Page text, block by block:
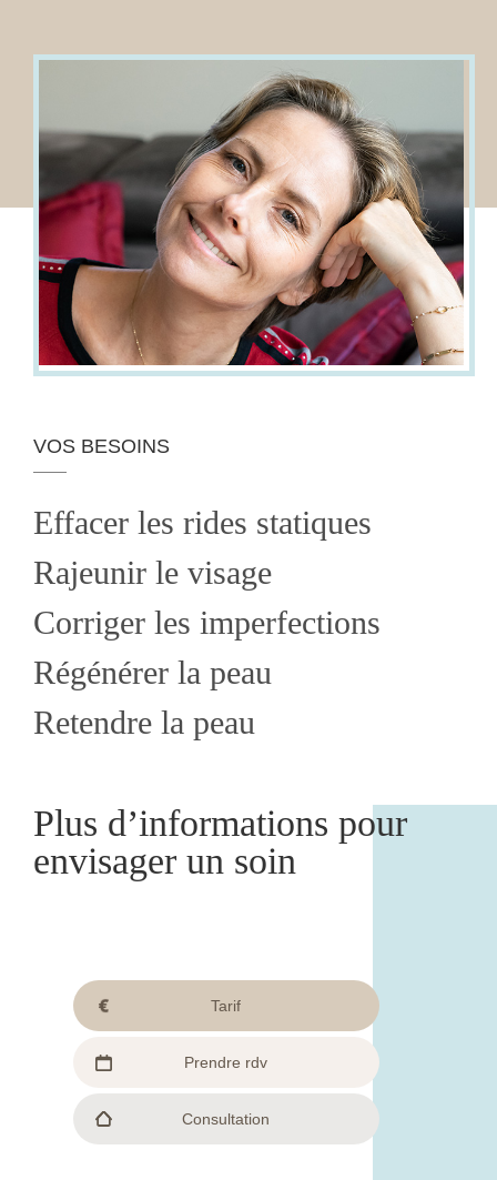
VOS BESOINS
Effacer les rides statiques
Rajeunir le visage
Corriger les imperfections
Régénérer la peau
Retendre la peau
Plus d’informations pour
envisager un soin
Tarif
Prendre rdv
Consultation